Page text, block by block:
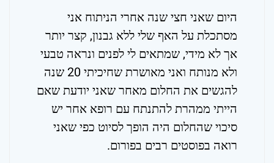
היום שאני חצי שנה אחרי הניתוח אני
מסתכלת על האף שלי ללא גבנון, קצר יותר
אך לא מידי, שמתאים לי לפנים ונראה טבעי
ולא מנותח ואני מאושרת שחיכיתי 20 שנה
להגשים את החלום מאחר שאני יודעת שאם
הייתי ממהרת להתנתח עם רופא אחר יש
סיכוי שהחלום היה הופך לסיוט כפי שאני
רואה בפוסטים רבים בפורום.